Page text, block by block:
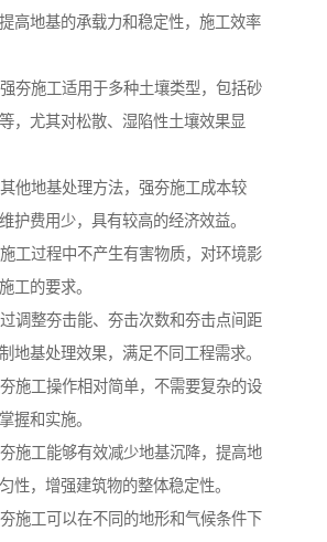
高地基的承载力和稳定性，施工效率
夯施工适用于多种土壤类型，包括砂
，尤其对松散、湿陷性土壤效果显
他地基处理方法，强夯施工成本较
护费用少，具有较高的经济效益。
工过程中不产生有害物质，对环境影
工的要求。
调整夯击能、夯击次数和夯击点间距
地基处理效果，满足不同工程需求。
施工操作相对简单，不需要复杂的设
握和实施。
施工能够有效减少地基沉降，提高地
性，增强建筑物的整体稳定性。
施工可以在不同的地形和气候条件下